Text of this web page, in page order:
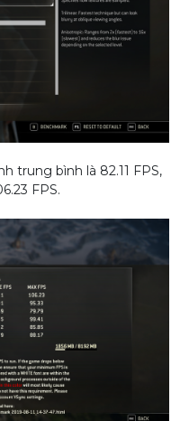
trung bình là 82.11 FPS,
FPS.